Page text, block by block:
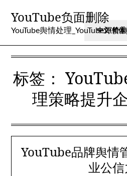
content
YouTube负面删除
YouTube舆情处理_YouTube评价
标签：
理策略提升
YouTube品牌舆情
业公信